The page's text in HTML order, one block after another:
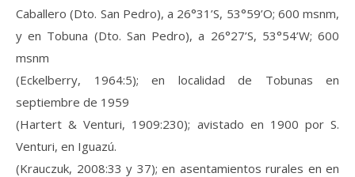
Caballero (Dto. San Pedro), a 26°31’S, 53°59’O; 600 msnm,
y en Tobuna (Dto. San Pedro), a 26°27’S, 53°54’W; 600
msnm
(Eckelberry, 1964:5); en localidad de Tobunas en
septiembre de 1959
(Hartert & Venturi, 1909:230); avistado en 1900 por S.
Venturi, en Iguazú.
(Krauczuk, 2008:33 y 37); en asentamientos rurales en en